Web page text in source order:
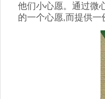
他们小心愿。通过微
的一个心愿,而提供一